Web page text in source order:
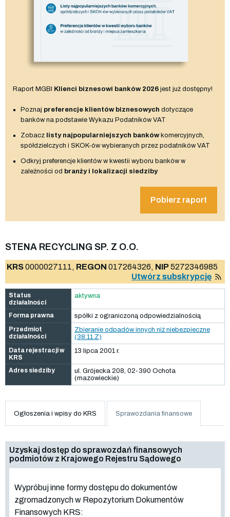
Raport MGBI Klienci biznesowi banków 2026 jest już dostępny!
Poznaj preferencje klientów biznesowych dotyczące
banków na podstawie Wykazu Podatników VAT
Zobacz listy najpopularniejszych bankówkomercyjnych,
spółdzielczych i SKOK-ów wybieranych przez podatników VAT
Odkryj preferencje klientów w kwestii wyboru banków w
zależności od branży i lokalizacji siedziby
Pobierz raport
STENA RECYCLING SP. Z O.O.
KRS0000027111, REGON 017264326, NIP5272346985
Utwórz subskrypcję
Status
działalności
aktywna
Forma prawna
spółki z ograniczoną odpowiedzialnością
Przedmiot
działalności
Zbieranie odpadów innych niż niebezpieczne
(38.11.Z)
Data rejestracji w
KRS
13 lipca 2001 r.
Adres siedziby
ul. Grójecka 208, 02-390 Ochota
(mazowieckie)
Ogłoszenia i wpisy do KRS Sprawozdania finansowe
Uzyskaj dostęp do sprawozdań finansowych
podmiotów z Krajowego Rejestru Sądowego
Wypróbuj inne formy dostępu do dokumentów
zgromadzonych w Repozytorium Dokumentów
Finansowych KRS: